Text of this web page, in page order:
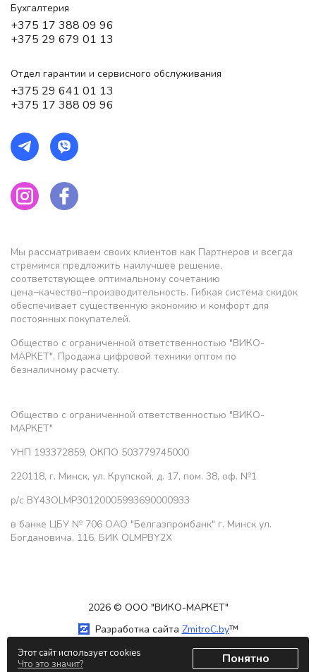
Бухгалтерия
+375 17 388 09 96
+375 29 679 01 13
Отдел гарантии и сервисного обслуживания
+375 29 641 01 13
+375 17 388 09 96
Мы рассматриваем своих клиентов как Партнеров и всегда
стремимся предложить наилучшее решение,
соответствующее оптимальному сочетанию
цена−качество−производительность. Гибкая система скидок
обеспечивает существенную экономию и комфорт для
постоянных покупателей.
Общество с ограниченной ответственностью "ВИКО-
МАРКЕТ". Продажа цифровой техники оптом по
безналичному расчету.
Общество с ограниченной ответственностью "ВИКО-
МАРКЕТ"
УНП 193372859, ОКПО 503779745000
220118, г. Минск, ул. Крупской, д. 17, пом. 38, оф. №1
р/с BY43OLMP30120005993690000933
в банке ЦБУ № 706 ОАО "Белгазпромбанк" г. Минск ул.
Богдановича, 116, БИК OLMPBY2X
2026 © ООО "ВИКО-МАРКЕТ"
Разработка сайта ZmitroC.by™
Этот сайт использует cookies
Что это значит?
Понятно